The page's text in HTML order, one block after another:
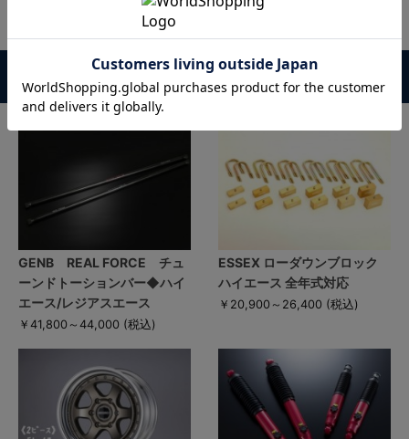
●その他、ご購入時は必ず🔗
この商品を購入した人はこんな商品も購入しています
GENB REAL FORCE チュ
ーンドトーションバー◆ハイ
エース/レジアスエース
￥41,800～44,000 (税込)
ESSEX ローダウンブロック
ハイエース 全年式対応
￥20,900～26,400 (税込)